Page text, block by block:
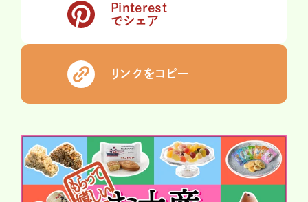
Pinterest
でシェア
リンクをコピー